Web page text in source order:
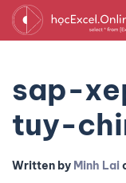
sap-
tuy-
Written by Minh Lai